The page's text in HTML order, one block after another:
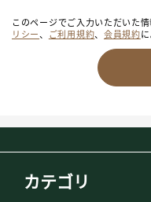
このページでご入力いただいた
リシー、 ご利用規約、 会員規約
カテゴリ